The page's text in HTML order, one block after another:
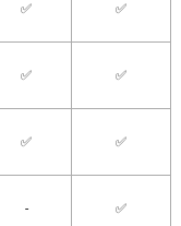
✅ ✅
✅ ✅
✅ ✅
- ✅